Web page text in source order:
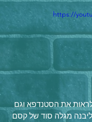
https://
לראות את הסטנדפא וגם
ליבנה מגלה סוד של קסם